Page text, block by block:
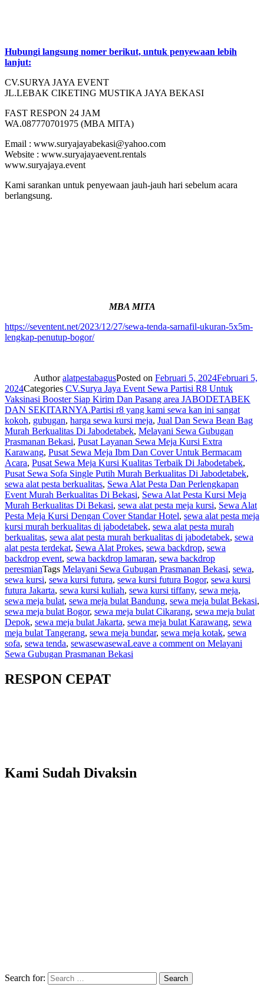
Hubungi langsung nomer berikut, untuk penyewaan lebih
lanjut:
CV.SURYA JAYA EVENT
JL.LEBAK CIKETING MUSTIKA JAYA BEKASI
FAST RESPON 24 JAM
WA.087770701975 (MBA MITA)
Email : www.suryajayabekasi@yahoo.com
Website : www.suryajayaevent.rentals
www.suryajaya.event
Kami sarankan untuk penyewaan jauh-jauh hari sebelum acara
berlangsung.
MBA MITA
https://seventent.net/2023/12/27/sewa-tenda-sarnafil-ukuran-5x5m-
lengkap-penutup-bogor/
AuthoralatpestabagusPosted on Februari 5, 2024Februari 5,
2024Categories CV.Surya Jaya Event Sewa Partisi R8 Untuk
Vaksinasi Booster Siap Kirim Dan Pasang area JABODETABEK
DAN SEKITARNYA.Partisi r8 yang kami sewa kan ini sangat
kokoh, gubugan, harga sewa kursi meja, Jual Dan Sewa Bean Bag
Murah Berkualitas Di Jabodetabek, Melayani Sewa Gubugan
Prasmanan Bekasi, Pusat Layanan Sewa Meja Kursi Extra
Karawang, Pusat Sewa Meja Ibm Dan Cover Untuk Bermacam
Acara, Pusat Sewa Meja Kursi Kualitas Terbaik Di Jabodetabek,
Pusat Sewa Sofa Single Putih Murah Berkualitas Di Jabodetabek,
sewa alat pesta berkualitas, Sewa Alat Pesta Dan Perlengkapan
Event Murah Berkualitas Di Bekasi, Sewa Alat Pesta Kursi Meja
Murah Berkualitas Di Bekasi, sewa alat pesta meja kursi, Sewa Alat
Pesta Meja Kursi Dengan Cover Standar Hotel, sewa alat pesta meja
kursi murah berkualitas di jabodetabek, sewa alat pesta murah
berkualitas, sewa alat pesta murah berkualitas di jabodetabek, sewa
alat pesta terdekat, Sewa Alat Prokes, sewa backdrop, sewa
backdrop event, sewa backdrop lamaran, sewa backdrop
peresmianTags Melayani Sewa Gubugan Prasmanan Bekasi, sewa,
sewa kursi, sewa kursi futura, sewa kursi futura Bogor, sewa kursi
futura Jakarta, sewa kursi kuliah, sewa kursi tiffany, sewa meja,
sewa meja bulat, sewa meja bulat Bandung, sewa meja bulat Bekasi,
sewa meja bulat Bogor, sewa meja bulat Cikarang, sewa meja bulat
Depok, sewa meja bulat Jakarta, sewa meja bulat Karawang, sewa
meja bulat Tangerang, sewa meja bundar, sewa meja kotak, sewa
sofa, sewa tenda, sewasewasewaLeave a comment on Melayani
Sewa Gubugan Prasmanan Bekasi
RESPON CEPAT
Kami Sudah Divaksin
Search for: Search